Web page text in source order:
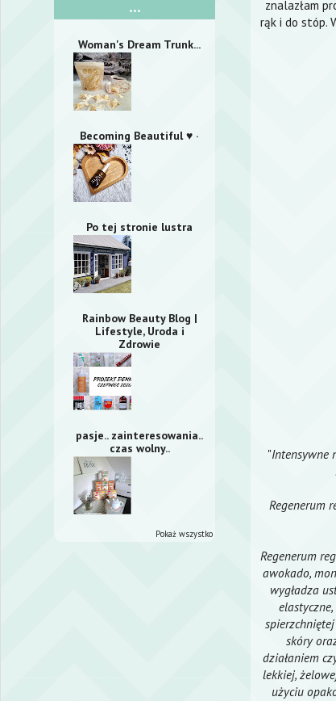
znalazłam
rąk i do stóp.
"Intensywne
Regenerum
Regenerum
awokado,
wygładza
skóry
działaniem
lekkiej,
użyciu
...
Woman's Dream Trunk...
Becoming Beautiful ♥ ·
Po tej stronie lustra
Rainbow Beauty Blog |
Lifestyle, Uroda i
Zdrowie
pasje.. zainteresowania..
czas wolny..
Pokaż wszystko